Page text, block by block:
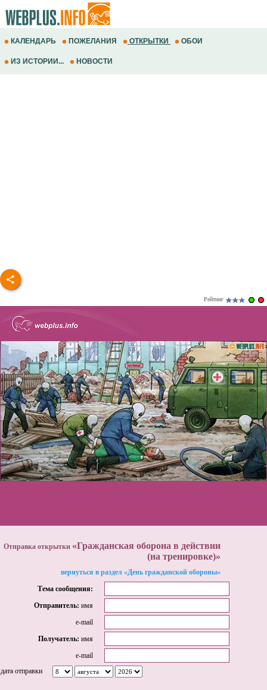
КАЛЕНДАРЬ ПОЖЕЛАНИЯ ОТКРЫТКИ ОБОИ
ИЗ ИСТОРИИ... НОВОСТИ
Рейтинг
Отправка открытки «Гражданская оборона в действии
(на тренировке)»
вернуться в раздел «День гражданской обороны»
Тема сообщения:
Отправитель: имя
e-mail
Получатель: имя
e-mail
дата отправки